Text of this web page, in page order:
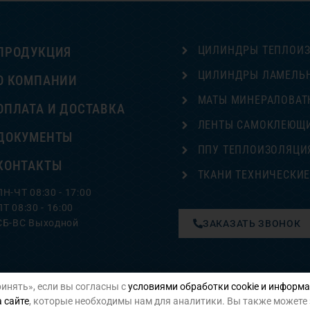
КОМПАНИИ
И ДОСТАВКА
ЧТ 08:30 - 17:00
08:30 - 16:00
ВС Выходной
ЦИЛИНДРЫ
ЦИЛИНДРЫ
МАТЫ
ЛЕНТЫ
ППУ
ТКАНИ ТЕХНИЧЕСКИЕ
ЗАКАЗАТЬ ЗВОНОК
Политика конфиденциальности
если вы согласны сусловиями обработки cookie и
сайте, которые необходимы нам для аналитики. Вы также можете